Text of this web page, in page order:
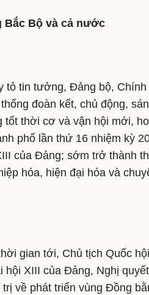
Bộ và cả nước
tỏ tin tưởng, Đảng bộ,
đoàn kết, chủ động,
thời cơ và vận hội mới,
phố lần thứ 16 nhiệm kỳ
của Đảng; sớm trở thành
hóa, hiện đại hóa và
gian tới, Chủ tịch Quốc
XIII của Đảng, Nghị
về phát triển vùng Đồng